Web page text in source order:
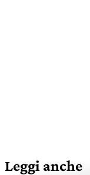
Leggi anche